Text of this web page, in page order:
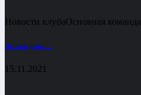
Новости клубаОсновная команда
Не наш день …
15.11.2021